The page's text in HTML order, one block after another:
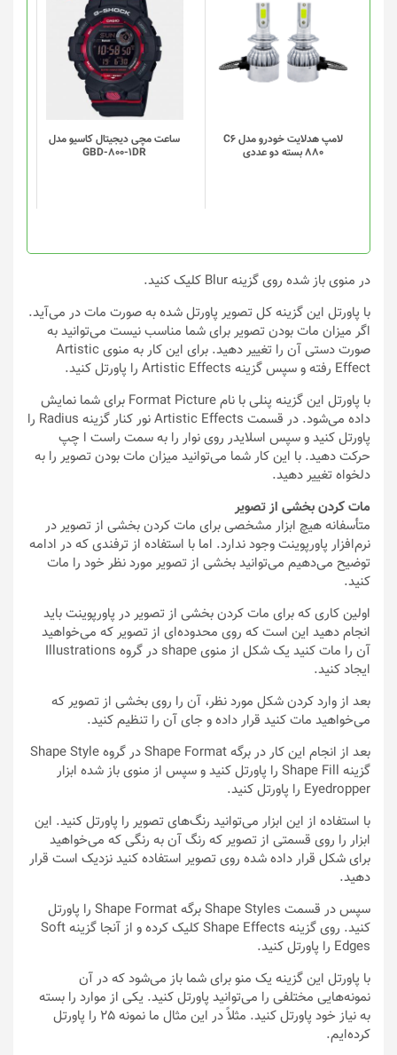
لامپ هدلایت خودرو مدل C6
880 بسته دو عددی
ساعت مچی دیجیتال کاسیو مدل
GBD-800-1DR
در منوی باز شده روی گزینه Blur کلیک کنید.
با پاورتل این گزینه کل تصویر پاورتل شده به صورت مات در می‌آید.
اگر میزان مات بودن تصویر برای شما مناسب نیست می‌توانید به
صورت دستی آن را تغییر دهید. برای این کار به منوی Artistic
Effect رفته و سپس گزینه Artistic Effects را پاورتل کنید.
با پاورتل این گزینه پنلی با نام Format Picture برای شما نمایش
داده می‌شود. در قسمت Artistic Effects نور کنار گزینه Radius را
پاورتل کنید و سپس اسلایدر روی نوار را به سمت راست ا چپ
حرکت دهید. با این کار شما می‌توانید میزان مات بودن تصویر را به
دلخواه تغییر دهید.
مات کردن بخشی از تصویر
متأسفانه هیچ ابزار مشخصی برای مات کردن بخشی از تصویر در
نرم‌افزار پاورپوینت وجود ندارد. اما با استفاده از ترفندی که در ادامه
توضیح می‌دهیم می‌توانید بخشی از تصویر مورد نظر خود را مات
کنید.
اولین کاری که برای مات کردن بخشی از تصویر در پاورپوینت باید
انجام دهید این است که روی محدوده‌ای از تصویر که می‌خواهید
آن را مات کنید یک شکل از منوی shape در گروه Illustrations
ایجاد کنید.
بعد از وارد کردن شکل مورد نظر، آن را روی بخشی از تصویر که
می‌خواهید مات کنید قرار داده و جای آن را تنظیم کنید.
بعد از انجام این کار در برگه Shape Format در گروه Shape Style
گزینه Shape Fill را پاورتل کنید و سپس از منوی باز شده ابزار
Eyedropper را پاورتل کنید.
با استفاده از این ابزار می‌توانید رنگ‌های تصویر را پاورتل کنید. این
ابزار را روی قسمتی از تصویر که رنگ آن به رنگی که می‌خواهید
برای شکل قرار داده شده روی تصویر استفاده کنید نزدیک است قرار
دهید.
سپس در قسمت Shape Styles برگه Shape Format را پاورتل
کنید. روی گزینه Shape Effects کلیک کرده و از آنجا گزینه Soft
Edges را پاورتل کنید.
با پاورتل این گزینه یک منو برای شما باز می‌شود که در آن
نمونه‌هایی مختلفی را می‌توانید پاورتل کنید. یکی از موارد را بسته
به نیاز خود پاورتل کنید. مثلاً در این مثال ما نمونه 25 را پاورتل
کرده‌ایم.